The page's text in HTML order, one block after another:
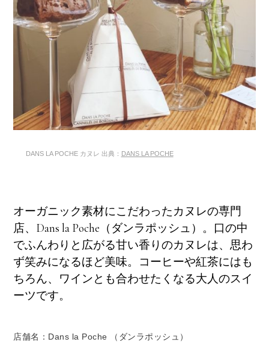
DANS LA POCHE カヌレ 出典： DANS LA POCHE
オーガニック素材にこだわったカヌレの専門
店、Dans la Poche（ダンラポッシュ）。口の中
でふんわりと広がる甘い香りのカヌレは、思わ
ず笑みになるほど美味。コーヒーや紅茶にはも
ちろん、ワインとも合わせたくなる大人のスイ
ーツです。
店舗名：Dans la Poche （ダンラポッシュ）